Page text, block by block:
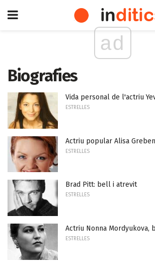
ad
Biografies
Vida personal de l'actriu
ESTRELLES
Actriu popular Alisa
ESTRELLES
Brad Pitt: bell i atrevit
ESTRELLES
Actriu Nonna Mordyukova,
ESTRELLES